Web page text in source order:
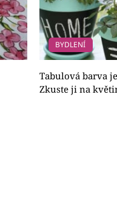
BYDLENÍ
Tabulová barva
Zkuste ji na